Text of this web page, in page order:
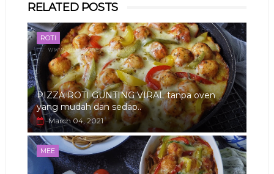
RELATED POSTS
ROTI
PIZZA ROTI GUNTING VIRAL tanpa oven
yang mudah dan sedap..
March 04, 2021
MEE